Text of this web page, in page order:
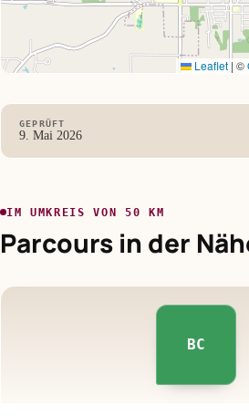
Leaflet | ©
GEPRÜFT
9. Mai 2026
IM UMKREIS VON 50 KM
Parcours in der
BC